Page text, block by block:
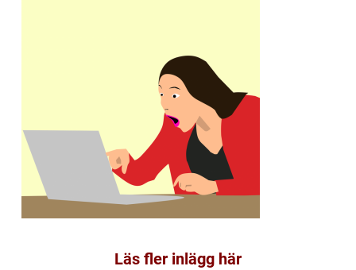
Läs fler inlägg här